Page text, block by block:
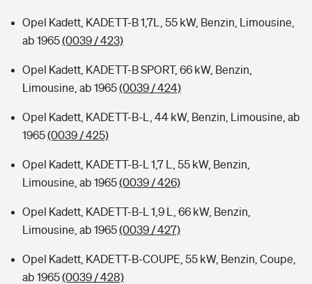
Opel Kadett, KADETT-B 1,7L, 55 kW, Benzin, Limousine,
ab 1965(0039 / 423)
Opel Kadett, KADETT-B SPORT, 66 kW, Benzin,
Limousine, ab 1965(0039 / 424)
Opel Kadett, KADETT-B-L, 44 kW, Benzin, Limousine, ab
1965(0039 / 425)
Opel Kadett, KADETT-B-L 1,7 L, 55 kW, Benzin,
Limousine, ab 1965(0039 / 426)
Opel Kadett, KADETT-B-L 1,9 L, 66 kW, Benzin,
Limousine, ab 1965(0039 / 427)
Opel Kadett, KADETT-B-COUPE, 55 kW, Benzin, Coupe,
ab 1965(0039 / 428)